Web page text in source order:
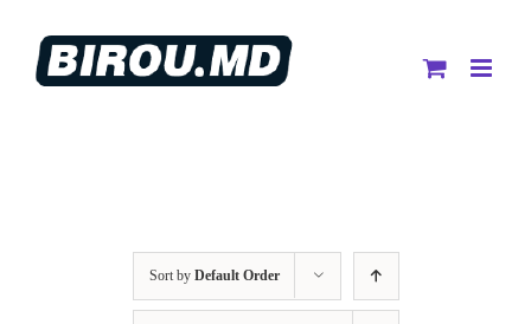
content
Sort by Default Order